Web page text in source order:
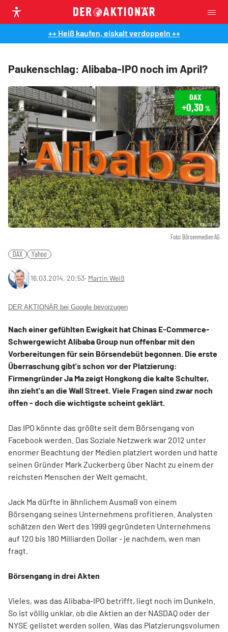
++ Heiß kaufen, eiskalt verdoppeln ++
Paukenschlag: Alibaba-IPO noch im April?
Foto: Börsenmedien AG
DAX
+0,30 %
DAX Yahoo
16.03.2014, 20:53‧ Martin Weiß
DER AKTIONÄR bei Google bevorzugen
Nach einer gefühlten Ewigkeit hat Chinas E-Commerce-
Schwergewicht Alibaba Group nun offenbar mit den
Vorbereitungen für sein Börsendebüt begonnen. Die erste
Überraschung gibt's schon vor der Platzierung:
Firmengründer Ja Ma zeigt Hongkong die kalte Schulter,
ihn zieht's an die Wall Street. Viele Fragen sind zwar noch
offen - doch die wichtigste scheint geklärt.
Das IPO könnte das größte seit dem Börsengang von
Facebook werden. Das Soziale Netzwerk war 2012 unter
enormer Beachtung der Medien platziert worden und hatte
seinen Gründer Mark Zuckerberg über Nacht zu einem der
reichsten Menschen der Welt gemacht.
Jack Ma dürfte in ähnlichem Ausmaß von einem
Börsengang seines Unternehmens profitieren. Analysten
schätzen den Wert des 1999 gegründeten Unternehmens
auf 120 bis 180 Milliarden Dollar - je nachdem, wen man
fragt.
Börsengang in drei Akten
Vieles, was das Alibaba-IPO betrifft, liegt noch im Dunkeln.
So ist völlig unklar, ob die Aktien an der NASDAQ oder der
NYSE gelistet werden sollen. Was das Platzierungsvolumen